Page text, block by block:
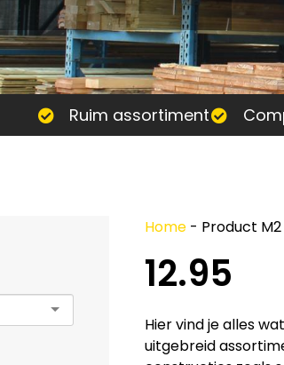
Ruim assortiment
Home - Product
12.95
Hier vind je alles
uitgebreid